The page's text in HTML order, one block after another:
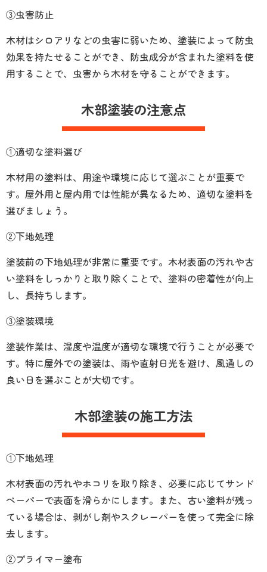
③虫害防止
木材はシロアリなどの虫害に弱いため、塗装によって防虫
効果を持たせることができ、防虫成分が含まれた塗料を使
用することで、虫害から木材を守ることができます。
木部塗装の注意点
①適切な塗料選び
木材用の塗料は、用途や環境に応じて選ぶことが重要で
す。屋外用と屋内用では性能が異なるため、適切な塗料を
選びましょう。
②下地処理
塗装前の下地処理が非常に重要です。木材表面の汚れや古
い塗料をしっかりと取り除くことで、塗料の密着性が向上
し、長持ちします。
③塗装環境
塗装作業は、湿度や温度が適切な環境で行うことが必要で
す。特に屋外での塗装は、雨や直射日光を避け、風通しの
良い日を選ぶことが大切です。
木部塗装の施工方法
①下地処理
木材表面の汚れやホコリを取り除き、必要に応じてサンド
ペーパーで表面を滑らかにします。また、古い塗料が残っ
ている場合は、剥がし剤やスクレーパーを使って完全に除
去します。
②プライマー塗布